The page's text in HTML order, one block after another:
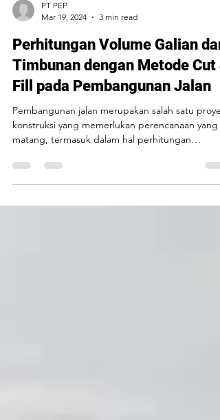
Mar 19, 2024
3 min read
Perhitungan Volume Galian dan
Timbunan dengan Metode Cut
Fill pada Pembangunan Jalan
Pembangunan jalan merupakan salah satu proyek
matang, termasuk dalam hal perhitungan
volume...